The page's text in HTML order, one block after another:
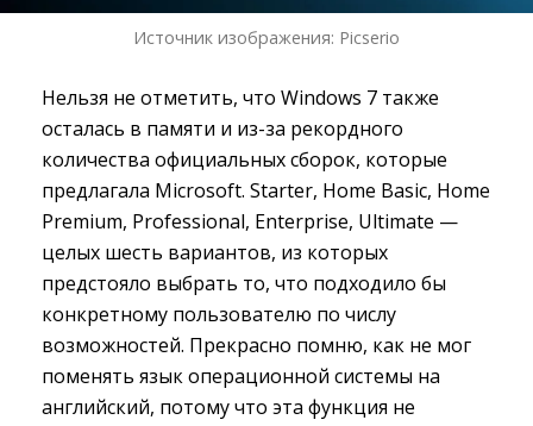
Источник изображения: Picserio
Нельзя не отметить, что Windows 7 также
осталась в памяти и из-за рекордного
количества официальных сборок, которые
предлагала Microsoft. Starter, Home Basic, Home
Premium, Professional, Enterprise, Ultimate —
целых шесть вариантов, из которых
предстояло выбрать то, что подходило бы
конкретному пользователю по числу
возможностей. Прекрасно помню, как не мог
поменять язык операционной системы на
английский, потому что эта функция не